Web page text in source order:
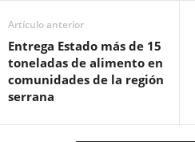
Artículo anterior
Entrega Estado más de 15
toneladas de alimento en
comunidades de la región
serrana